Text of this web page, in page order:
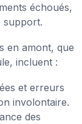
échoués,
support.
en amont, que
incluent :
et erreurs
involontaire.
des